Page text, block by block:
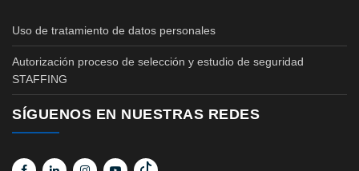
Uso de tratamiento de datos personales
Autorización proceso de selección y estudio de seguridad
STAFFING
SÍGUENOS EN NUESTRAS REDES